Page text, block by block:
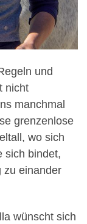
und
nicht
manchmal
grenzenlose
wo sich
sich bindet,
zu einander
wünscht sich